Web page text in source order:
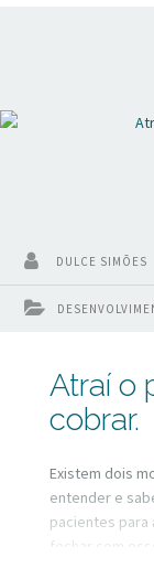
DULCE SIMÕES
Atraí o
cobrar.
Existem dois
entender e
pacientes para
fechar com